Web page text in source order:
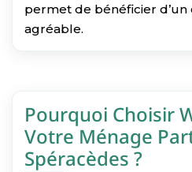
permet de bénéficier d’un
agréable.
Pourquoi Choisir
Votre Ménage
Spéracèdes ?